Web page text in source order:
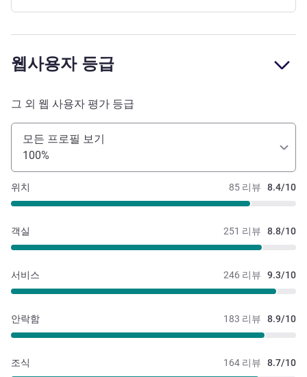
웹사용자 등급
그 외 웹 사용자 평가 등급
모든 프로필 보기
100%
85 리뷰 8.4/10
위치
251 리뷰 8.8/10
객실
246 리뷰 9.3/10
서비스
183 리뷰 8.9/10
안락함
164 리뷰 8.7/10
조식